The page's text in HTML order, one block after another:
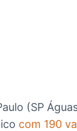
(SP
com 190